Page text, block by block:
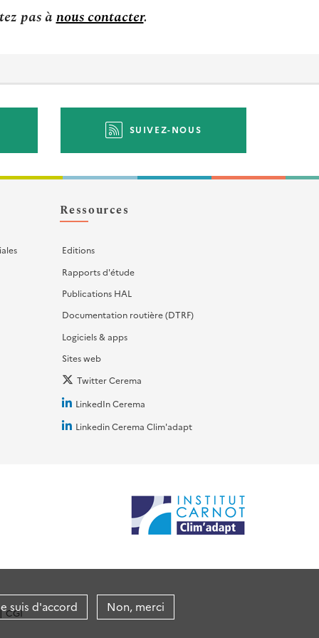
suis d'accord Non, merci
pas ànous contacter.
SUIVEZ-NOUS
Ressources
Editions
Rapports d'étude
Publications HAL
Documentation routière (DTRF)
Logiciels & apps
Sites web
Twitter Cerema
LinkedIn Cerema
Linkedin Cerema Clim'adapt
CGI